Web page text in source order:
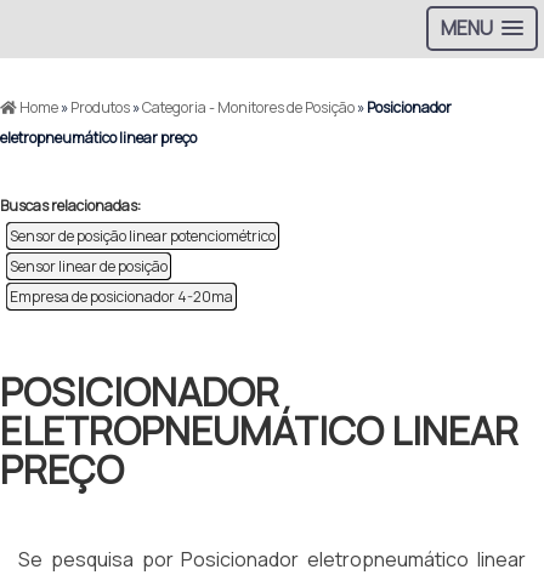
MENU
Home»Produtos»Categoria - Monitores de Posição»Posicionador
eletropneumático linear preço
Buscas relacionadas:
Sensor de posição linear potenciométrico
Sensor linear de posição
Empresa de posicionador 4-20ma
POSICIONADOR
ELETROPNEUMÁTICO LINEAR
PREÇO
Se pesquisa por Posicionador eletropneumático linear